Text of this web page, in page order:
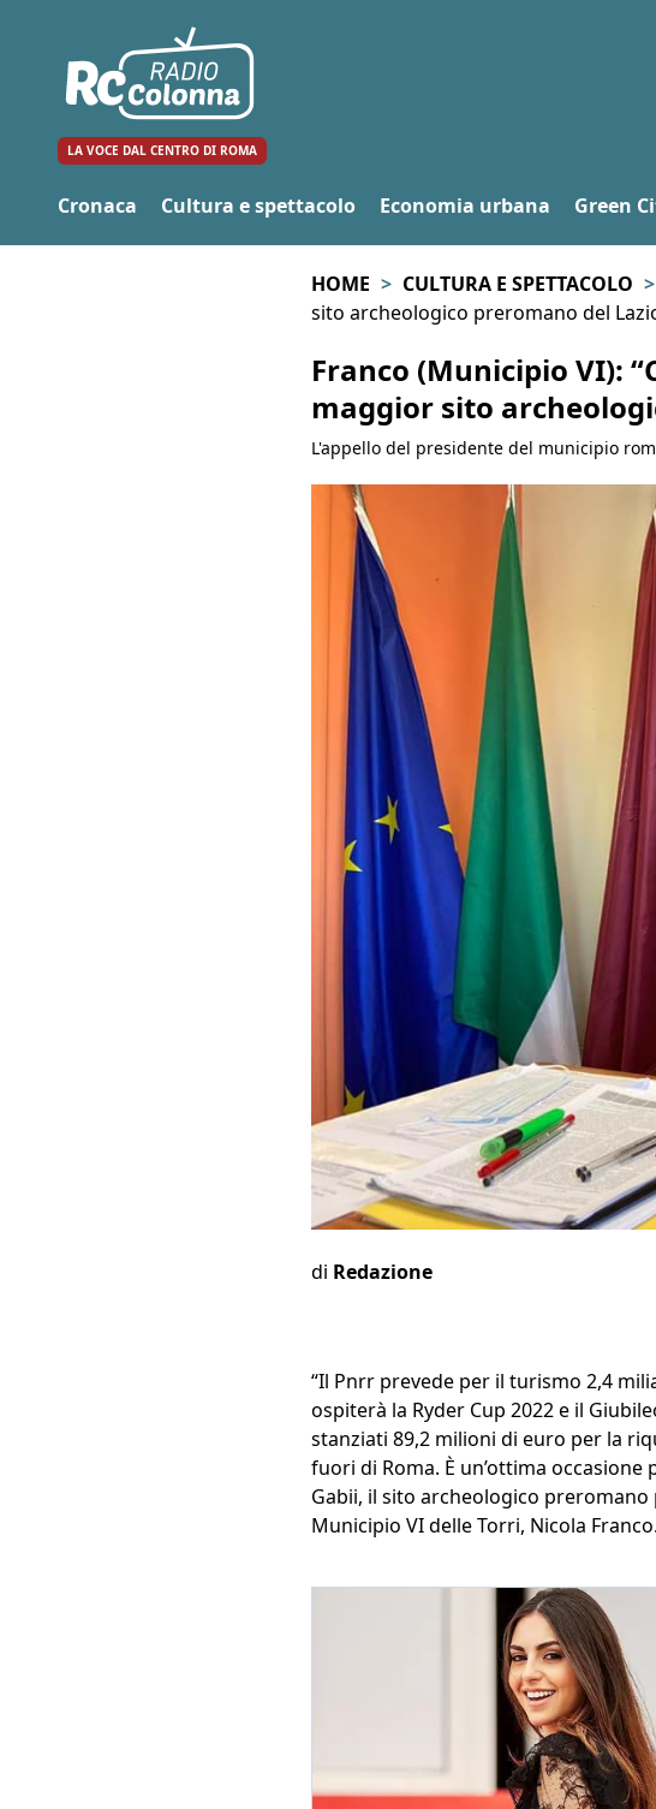
LA VOCE DAL CENTRO DI ROMA
Cronaca Cultura e spettacolo Economia urbana Green
HOME CULTURA E SPETTACOLO
sito archeologico preromano del
Franco (Municipio VI):
maggior sito
L'appello del presidente del municipio
di Redazione
“Il Pnrr prevede per il turismo 2,4
ospiterà la Ryder Cup 2022 e il
stanziati 89,2 milioni di euro per la
fuori di Roma. È un’ottima
Gabii, il sito archeologico
Municipio VI delle Torri, Nicola Franco.